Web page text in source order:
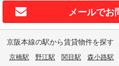
メールでお
京阪本線の駅から賃貸物件を探す
京橋駅 野江駅 関目駅 森小路駅